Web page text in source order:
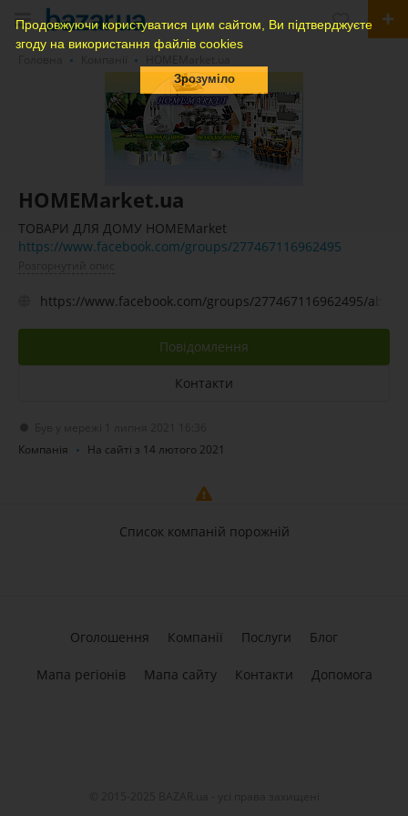
Продовжуючи користуватися цим сайтом, Ви підтверджуєте
згоду на використання файлів cookies
Зрозуміло
HOMEMarket.ua
ТОВАРИ ДЛЯ ДОМУ HOMEMarket
https://www.facebook.com/groups/277467116962495
https://www.facebook.com/groups/277467116962495/about
Повідомлення
Контакти
Компанія
На сайті з 14 лютого 2021
Список компаній порожній
Оголошення Компанії Послуги Блог
Мапа регіонів Мапа сайту Контакти Допомога